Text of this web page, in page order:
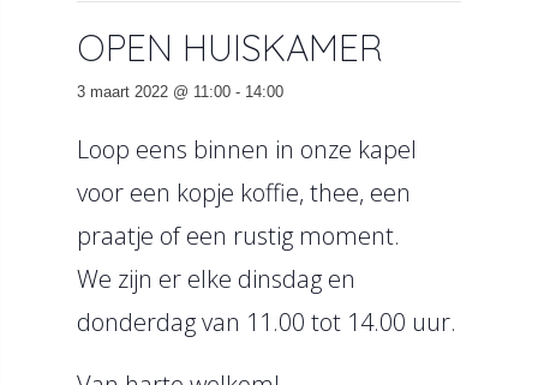
OPEN HUISKAMER
3 maart 2022 @ 11:00 - 14:00
Loop eens binnen in onze kapel
voor een kopje koffie, thee, een
praatje of een rustig moment.
We zijn er elke dinsdag en
donderdag van 11.00 tot 14.00 uur.